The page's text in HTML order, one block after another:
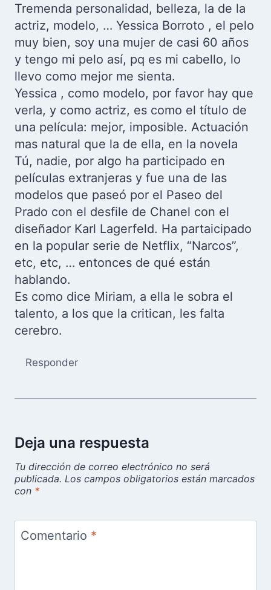
Tremenda personalidad, belleza, la de la
actriz, modelo, … Yessica Borroto , el pelo
muy bien, soy una mujer de casi 60 años
y tengo mi pelo así, pq es mi cabello, lo
llevo como mejor me sienta.
Yessica , como modelo, por favor hay que
verla, y como actriz, es como el título de
una película: mejor, imposible. Actuación
mas natural que la de ella, en la novela
Tú, nadie, por algo ha participado en
películas extranjeras y fue una de las
modelos que paseó por el Paseo del
Prado con el desfile de Chanel con el
diseñador Karl Lagerfeld. Ha partaicipado
en la popular serie de Netflix, “Narcos”,
etc, etc, … entonces de qué están
hablando.
Es como dice Miriam, a ella le sobra el
talento, a los que la critican, les falta
cerebro.
Responder
Deja una respuesta
Tu dirección de correo electrónico no será
publicada. Los campos obligatorios están marcados
con *
Comentario *